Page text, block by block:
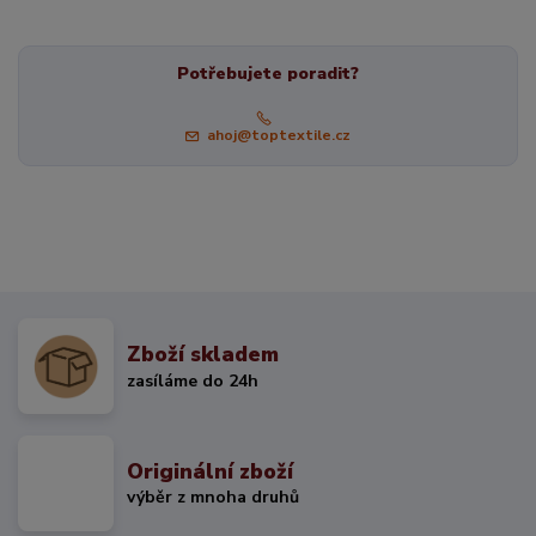
Potřebujete poradit?
ahoj@toptextile.cz
Zboží skladem
zasíláme do 24h
Originální zboží
výběr z mnoha druhů